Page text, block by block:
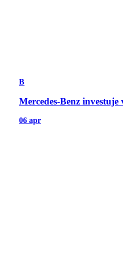
B
Mercedes-Benz
06 apr